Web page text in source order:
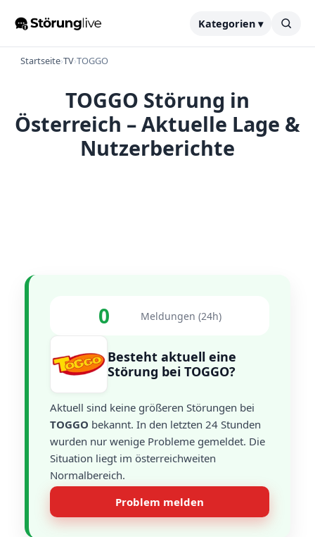
Kategorien ▾
Startseite›TV›TOGGO
TOGGO Störung in
Österreich – Aktuelle Lage &
Nutzerberichte
0 Meldungen (24h)
Besteht aktuell eine
Störung bei TOGGO?
Aktuell sind keine größeren Störungen bei
TOGGO bekannt. In den letzten 24 Stunden
wurden nur wenige Probleme gemeldet. Die
Situation liegt im österreichweiten
Normalbereich.
Problem melden